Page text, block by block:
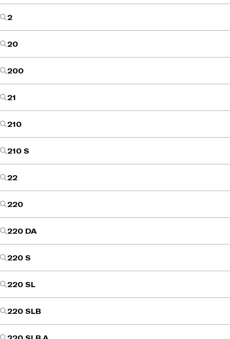
2
20
200
21
210
210 S
22
220
220 DA
220 S
220 SL
220 SLB